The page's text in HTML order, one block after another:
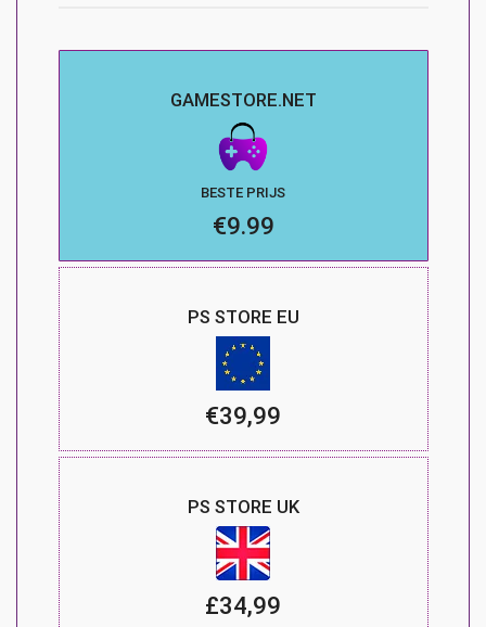
GAMESTORE.NET
BESTE PRIJS
€9.99
PS STORE EU
€39,99
PS STORE UK
£34,99